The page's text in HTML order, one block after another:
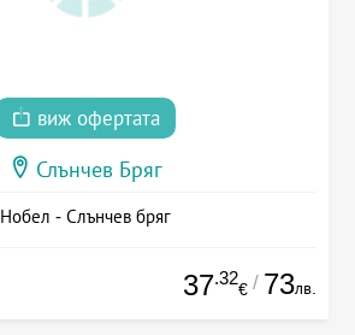
виж офертата
Слънчев Бряг
Нобел - Слънчев бряг
37.32
€ / 73лв.